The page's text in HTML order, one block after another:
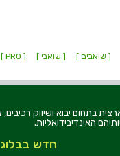
[ שואבים ] [ שואבי ] [ PRO ]
בע"מ, הוקמה בשנת 1979, הינה מובילה
האינדיבידואליות.
חדש בבלוג